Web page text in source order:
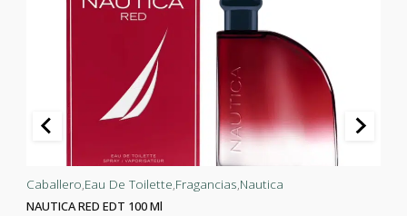
Caballero Eau De Toilette Fragancias Nautica
NAUTICA RED EDT 100 Ml